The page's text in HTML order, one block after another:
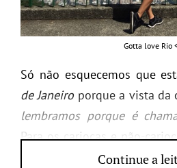
Gotta love Rio
Só não esquecemos que
de Janeiroporque a vista da
lembramos porque é
Para os cariocas e não-
programa mais exclusivo.
Continue a